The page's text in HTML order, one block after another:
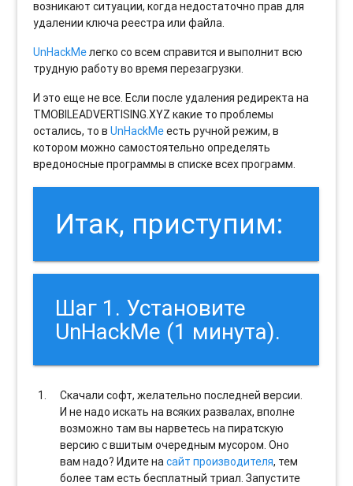
возникают ситуации, когда недостаточно прав для
удалении ключа реестра или файла.
UnHackMeлегко со всем справится и выполнит всю
трудную работу во время перезагрузки.
И это еще не все. Если после удаления редиректа на
TMOBILEADVERTISING.XYZ какие то проблемы
остались, то вUnHackMeесть ручной режим, в
котором можно самостоятельно определять
вредоносные программы в списке всех программ.
Итак, приступим:
Шаг 1. Установите
UnHackMe (1 минута).
Скачали софт, желательно последней версии.
И не надо искать на всяких развалах, вполне
возможно там вы нарветесь на пиратскую
версию с вшитым очередным мусором. Оно
вам надо? Идите насайт производителя, тем
более там есть бесплатный триал. Запустите